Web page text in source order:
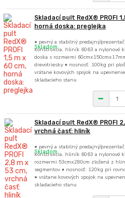
Skladací pult RedX® PROFI
horná doska: preglejka
• pevný a stabilný predajný/
konštrukcia, hliník 6063 a nylonové
doska s rozmermi
drevotriesky • nosnosť: 100kg pri
vrátane kovových spojok na
skladacieho stanu
Skladom
Skladací pult RedX® PROFI
vrchná časť: hliník
• pevný a stabilný predajný/
konštrukcia, hliník 6063 a nylonové
rozmermi 53cmx280cm zložená z
segmentov • nosnosť: 120kg pri
• vrátane kovových spojok na
skladacieho stanu
Skladom